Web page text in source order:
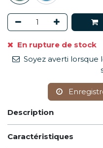
En rupture de stock
Soyez averti
Description
Caractéristiques